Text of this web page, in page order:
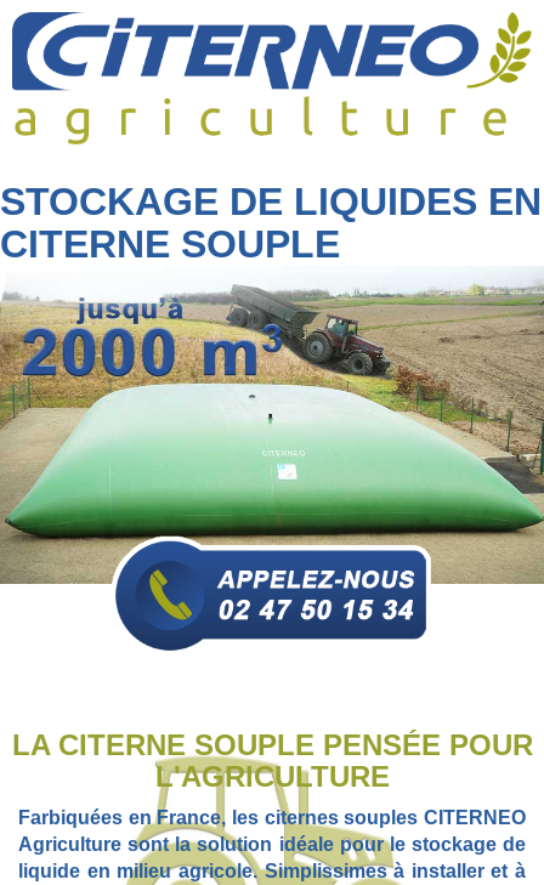
Skip
to
content
STOCKAGE DE LIQUIDES EN
CITERNE SOUPLE
LA CITERNE SOUPLE PENSÉE POUR
L'AGRICULTURE
Farbiquées en France, les citernes souples CITERNEO
Agriculture sont la solution idéale pour le stockage de
liquide en milieu agricole. Simplissimes à installer et à